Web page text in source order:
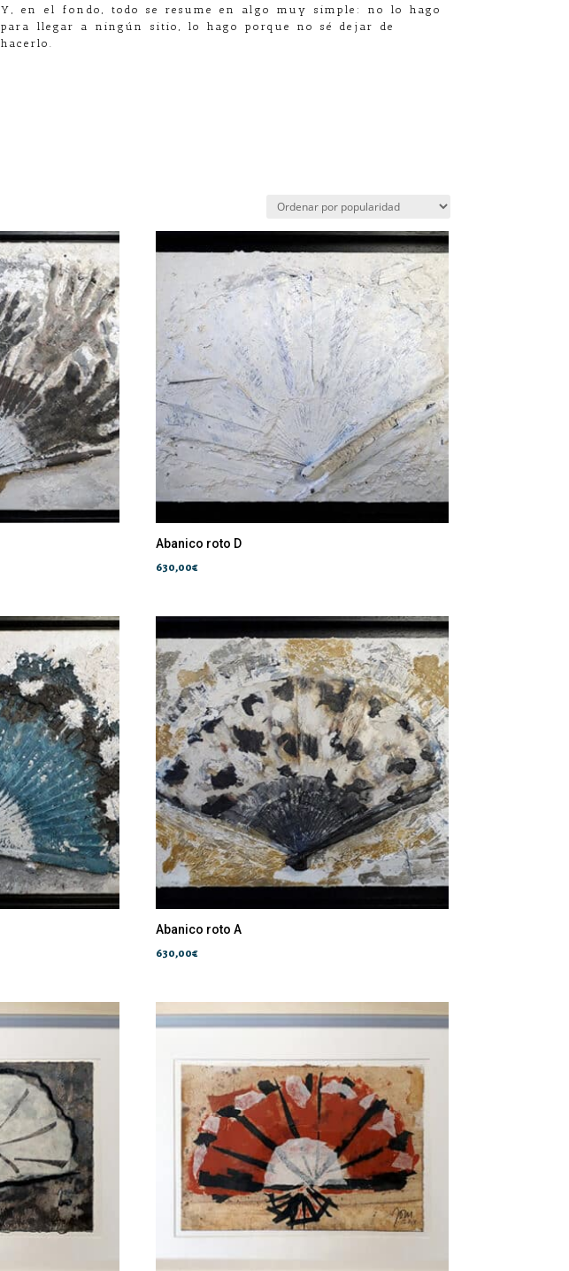
Y, en el fondo, todo se resume en algo muy simple: no lo hago
para llegar a ningún sitio, lo hago porque no sé dejar de
hacerlo.
Abanico roto D
630,00€
Abanico roto A
630,00€